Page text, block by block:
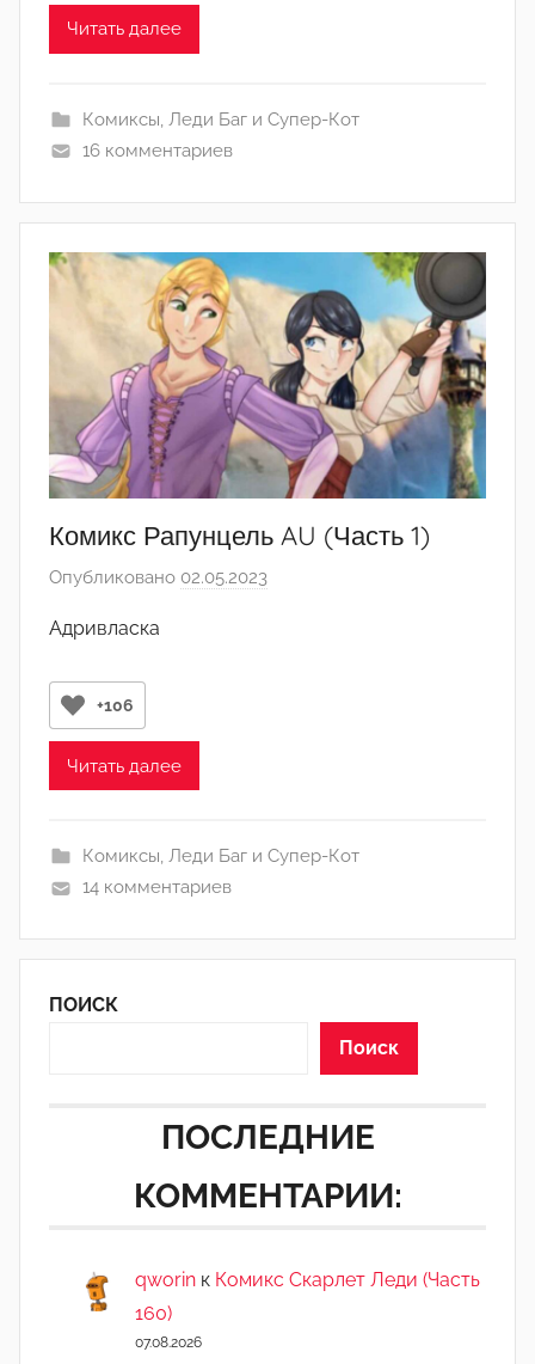
i
Читать далее
Комиксы, Леди Баг и Супер-Кот
16 комментариев
Комикс Рапунцель AU (Часть 1)
Опубликовано 02.05.2023
i
Адривласка
+106
Читать далее
Комиксы, Леди Баг и Супер-Кот
14 комментариев
ПОИСК
Поиск
ПОСЛЕДНИЕ
КОММЕНТАРИИ:
qworin к Комикс Скарлет Леди (Часть
160)
07.08.2026